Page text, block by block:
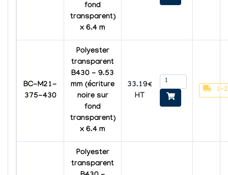
fond
transparent)
x 6.4 m
BC-M21-
375-430
Polyester
transparent
B430 - 9.53
mm (écriture
noire sur
fond
transparent)
x 6.4 m
33.19€
HT
1-
Polyester
transparent